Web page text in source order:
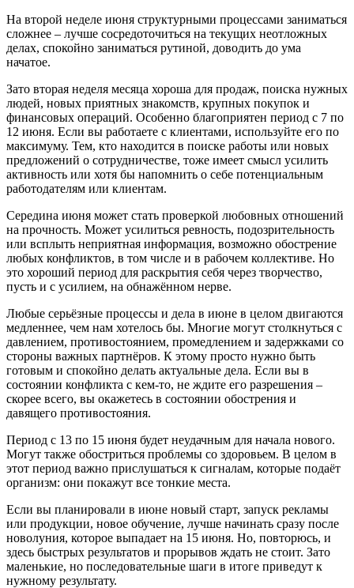
На второй неделе июня структурными процессами заниматься
сложнее – лучше сосредоточиться на текущих неотложных
делах, спокойно заниматься рутиной, доводить до ума
начатое.
Зато вторая неделя месяца хороша для продаж, поиска нужных
людей, новых приятных знакомств, крупных покупок и
финансовых операций. Особенно благоприятен период с 7 по
12 июня. Если вы работаете с клиентами, используйте его по
максимуму. Тем, кто находится в поиске работы или новых
предложений о сотрудничестве, тоже имеет смысл усилить
активность или хотя бы напомнить о себе потенциальным
работодателям или клиентам.
Середина июня может стать проверкой любовных отношений
на прочность. Может усилиться ревность, подозрительность
или всплыть неприятная информация, возможно обострение
любых конфликтов, в том числе и в рабочем коллективе. Но
это хороший период для раскрытия себя через творчество,
пусть и с усилием, на обнажённом нерве.
Любые серьёзные процессы и дела в июне в целом двигаются
медленнее, чем нам хотелось бы. Многие могут столкнуться с
давлением, противостоянием, промедлением и задержками со
стороны важных партнёров. К этому просто нужно быть
готовым и спокойно делать актуальные дела. Если вы в
состоянии конфликта с кем-то, не ждите его разрешения –
скорее всего, вы окажетесь в состоянии обострения и
давящего противостояния.
Период с 13 по 15 июня будет неудачным для начала нового.
Могут также обостриться проблемы со здоровьем. В целом в
этот период важно прислушаться к сигналам, которые подаёт
организм: они покажут все тонкие места.
Если вы планировали в июне новый старт, запуск рекламы
или продукции, новое обучение, лучше начинать сразу после
новолуния, которое выпадает на 15 июня. Но, повторюсь, и
здесь быстрых результатов и прорывов ждать не стоит. Зато
маленькие, но последовательные шаги в итоге приведут к
нужному результату.